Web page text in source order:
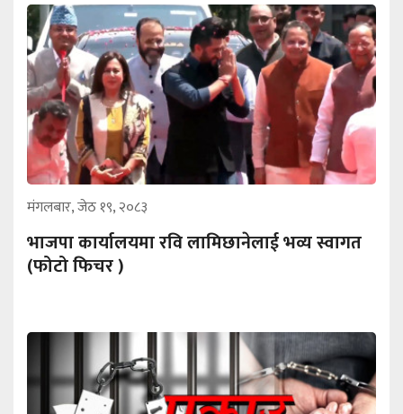
मंगलबार, जेठ १९, २०८३
भाजपा कार्यालयमा रवि लामिछानेलाई भव्य स्वागत
(फोटो फिचर )